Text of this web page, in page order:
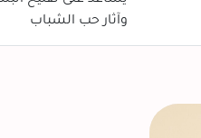
وآثار حب الشباب